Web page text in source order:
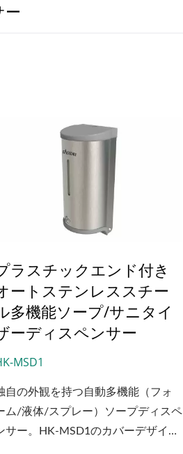
ー
ラスチックエンド付き
ートステンレススチー
多機能ソープ/サニタイ
ーディスペンサー
MSD1
自の外観を持つ自動多機能（フォ
ム/液体/スプレー）ソープディスペ
サー。HK-MSD1のカバーデザイン
ソープディスペンサー